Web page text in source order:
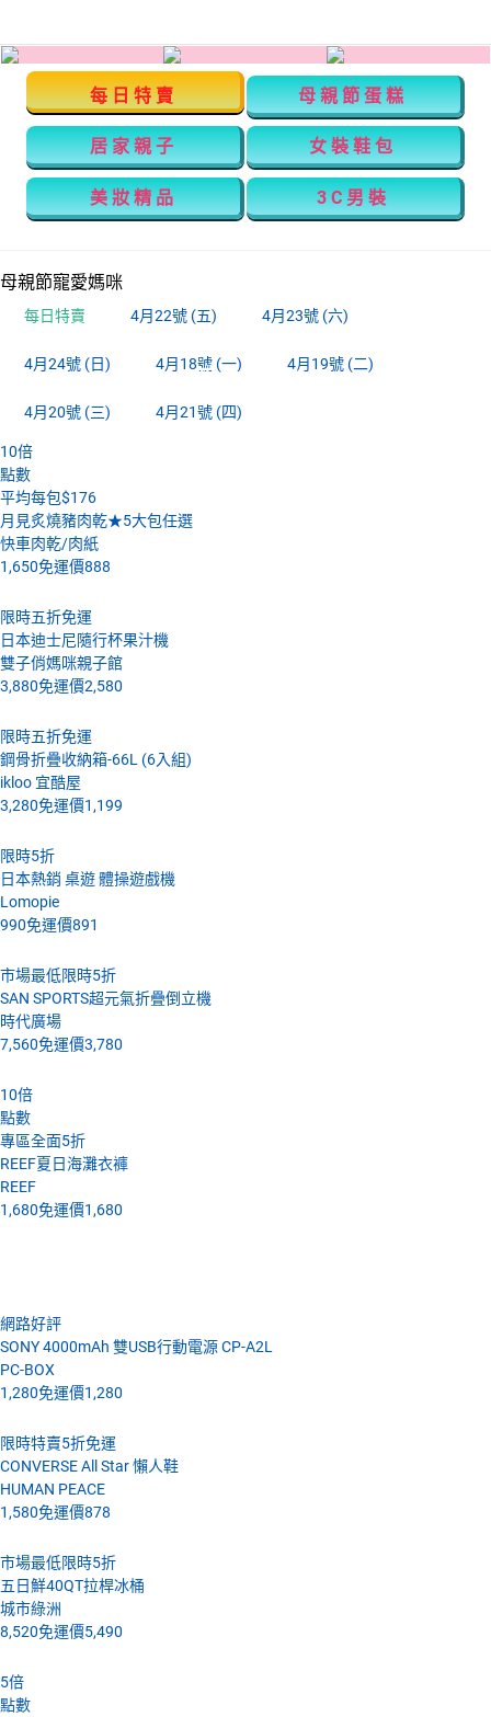
每日特賣 母親節蛋糕
居家親子 女裝鞋包
美妝精品 3C男裝
母親節寵愛媽咪
每日特賣 4月22號 (五) 4月23號 (六)
4月24號 (日) 4月18號 (一) 4月19號 (二)
4月20號 (三) 4月21號 (四)
4月22號 (五)
10倍
點數
平均每包$176
月見炙燒豬肉乾★5大包任選
快車肉乾/肉紙
1,650免運價888
限時五折免運
日本迪士尼隨行杯果汁機
雙子俏媽咪親子館
3,880免運價2,580
限時五折免運
鋼骨折疊收納箱-66L (6入組)
ikloo 宜酷屋
3,280免運價1,199
限時5折
日本熱銷 桌遊 體操遊戲機
Lomopie
990免運價891
市場最低限時5折
SAN SPORTS超元氣折疊倒立機
時代廣場
7,560免運價3,780
10倍
點數
專區全面5折
REEF夏日海灘衣褲
REEF
1,680免運價1,680
網路好評
SONY 4000mAh 雙USB行動電源 CP-A2L
PC-BOX
1,280免運價1,280
限時特賣5折免運
CONVERSE All Star 懶人鞋
HUMAN PEACE
1,580免運價878
市場最低限時5折
五日鮮40QT拉桿冰桶
城市綠洲
8,520免運價5,490
5倍
點數